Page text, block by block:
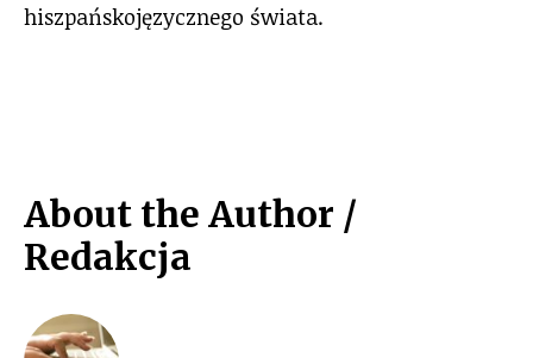
hiszpańskojęzycznego świata.
About the Author /
Redakcja